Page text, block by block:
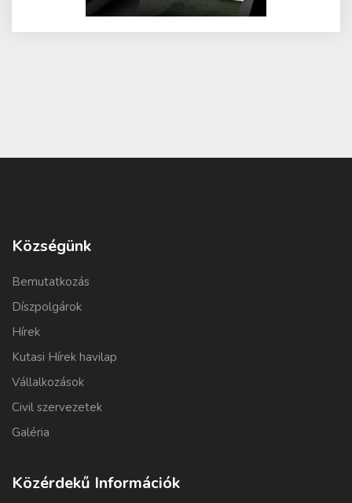
Községünk
Bemutatkozás
Díszpolgárok
Hírek
Kutasi Hírek havilap
Vállalkozások
Civil szervezetek
Galéria
Közérdekű Információk